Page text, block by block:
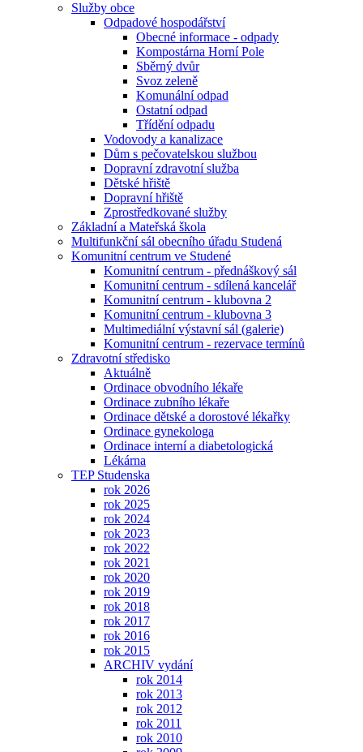
Služby obce
Odpadové hospodářství
Obecné informace - odpady
Kompostárna Horní Pole
Sběrný dvůr
Svoz zeleně
Komunální odpad
Ostatní odpad
Třídění odpadu
Vodovody a kanalizace
Dům s pečovatelskou službou
Dopravní zdravotní služba
Dětské hřiště
Dopravní hřiště
Zprostředkované služby
Základní a Mateřská škola
Multifunkční sál obecního úřadu Studená
Komunitní centrum ve Studené
Komunitní centrum - přednáškový sál
Komunitní centrum - sdílená kancelář
Komunitní centrum - klubovna 2
Komunitní centrum - klubovna 3
Multimediální výstavní sál (galerie)
Komunitní centrum - rezervace termínů
Zdravotní středisko
Aktuálně
Ordinace obvodního lékaře
Ordinace zubního lékaře
Ordinace dětské a dorostové lékařky
Ordinace gynekologa
Ordinace interní a diabetologická
Lékárna
TEP Studenska
rok 2026
rok 2025
rok 2024
rok 2023
rok 2022
rok 2021
rok 2020
rok 2019
rok 2018
rok 2017
rok 2016
rok 2015
ARCHIV vydání
rok 2014
rok 2013
rok 2012
rok 2011
rok 2010